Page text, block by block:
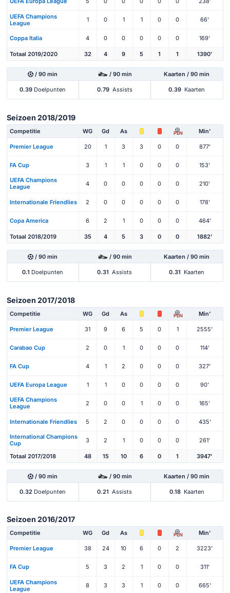
UEFA Champions
League
1 0 1 1 0 0 66'
Coppa Italia 4 0 0 0 0 0 169'
Totaal 2019/2020 32 4 9 5 1 1 1390'
/ 90 min / 90 min Kaarten / 90 min
0.39 Doelpunten 0.79 Assists 0.39 Kaarten
Seizoen 2018/2019
Competitie WG Gd As PEN Min'
Premier League 20 1 3 3 0 0 877'
FA Cup 3 1 1 0 0 0 153'
UEFA Champions
League
4 0 0 0 0 0 210'
Internationale Friendlies 2 0 0 0 0 0 178'
Copa America 6 2 1 0 0 0 464'
Totaal 2018/2019 35 4 5 3 0 0 1882'
/ 90 min / 90 min Kaarten / 90 min
0.1 Doelpunten 0.31 Assists 0.31 Kaarten
Seizoen 2017/2018
Competitie WG Gd As PEN Min'
Premier League 31 9 6 5 0 1 2555'
Carabao Cup 2 0 1 0 0 0 114'
FA Cup 4 1 2 0 0 0 327'
UEFA Europa League 1 1 0 0 0 0 90'
UEFA Champions
League
2 0 0 1 0 0 165'
Internationale Friendlies 5 2 0 0 0 0 435'
International Champions
Cup
3 2 1 0 0 0 261'
Totaal 2017/2018 48 15 10 6 0 1 3947'
/ 90 min / 90 min Kaarten / 90 min
0.32 Doelpunten 0.21 Assists 0.18 Kaarten
Seizoen 2016/2017
Competitie WG Gd As PEN Min'
Premier League 38 24 10 6 0 2 3223'
FA Cup 5 3 2 1 0 0 311'
UEFA Champions
League
8 3 3 1 0 0 665'